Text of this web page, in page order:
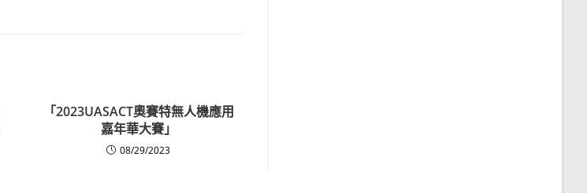
「2023UASACT奧賽特無人機應用
嘉年華大賽」
08/29/2023